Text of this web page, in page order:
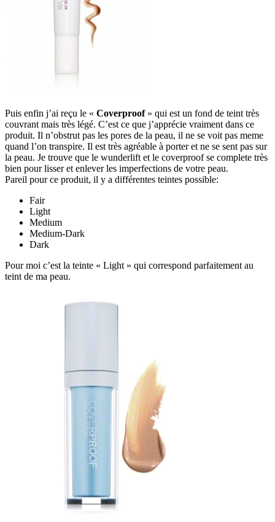
Puis enfin j’ai reçu le « Coverproof» qui est un fond de teint très
couvrant mais très légé. C’est ce que j’apprécie vraiment dans ce
produit. Il n’obstrut pas les pores de la peau, il ne se voit pas meme
quand l’on transpire. Il est très agréable à porter et ne se sent pas sur
la peau. Je trouve que le wunderlift et le coverproof se complete très
bien pour lisser et enlever les imperfections de votre peau.
Pareil pour ce produit, il y a différentes teintes possible:
Fair
Light
Medium
Medium-Dark
Dark
Pour moi c’est la teinte « Light » qui correspond parfaitement au
teint de ma peau.